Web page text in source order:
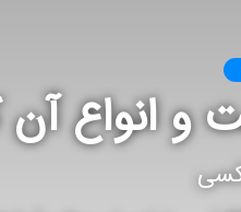
انواع آن